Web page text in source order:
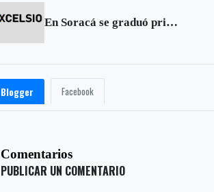
En Soracá se graduó primera promoción “Yo si Puedo”
Blogger Facebook
Comentarios
PUBLICAR UN COMENTARIO